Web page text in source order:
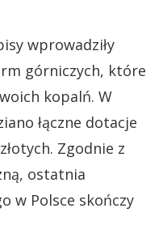
wprowadziły
górniczych, które
kopalń. W
łączne dotacje
Zgodnie z
ostatnia
w Polsce skończy